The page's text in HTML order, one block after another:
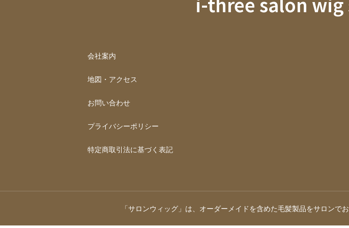
会社案内
地図・アクセス
お問い合わせ
プライバシーポリシー
特定商取引法に基づく表記
「サロンウィッグ」は、オーダーメイドを含めた毛髪製品をサロンで